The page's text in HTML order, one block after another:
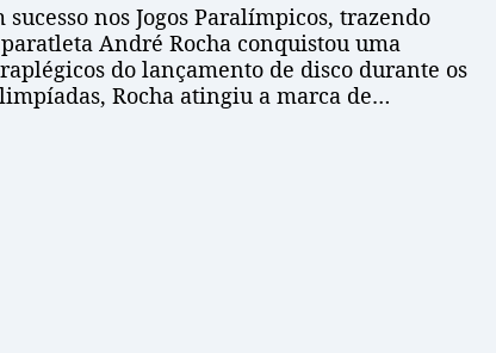
nos Jogos Paralímpicos, trazendo
André Rocha conquistou uma
do lançamento de disco durante os
Rocha atingiu a marca de…